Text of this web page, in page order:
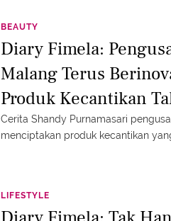
BEAUTY
Diary Fimela:
Malang Terus
Produk Kecantikan
Hingga Kunciran
Cerita Shandy Purnamasari
menciptakan produk kecantikan
LIFESTYLE